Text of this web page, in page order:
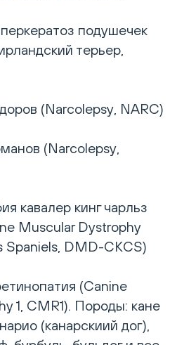
подушечек
терьер,
(Narcolepsy, NARC)
(Narcolepsy,
кавалер кинг чарльз
Muscular Dystrophy
Spaniels, DMD-CKCS)
(Canine
1, CMR1). Породы: кане
(канарскиий дог),